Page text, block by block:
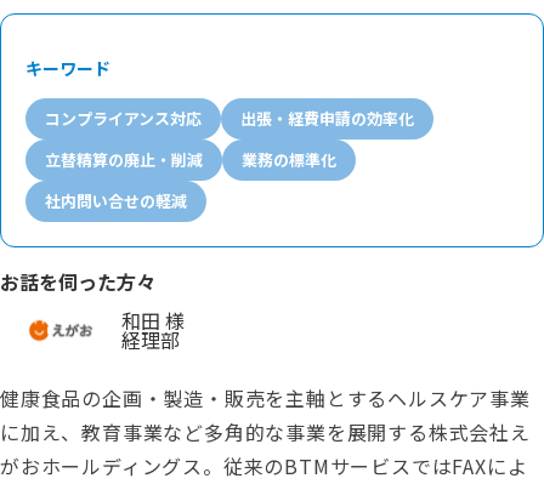
キーワード
コンプライアンス対応
出張・経費申請の効率化
立替精算の廃止・削減
業務の標準化
社内問い合せの軽減
お話を伺った方々
和田 様
経理部
健康食品の企画・製造・販売を主軸とするヘルスケア事業
に加え、教育事業など多角的な事業を展開する株式会社え
がおホールディングス。従来のBTMサービスではFAXによ